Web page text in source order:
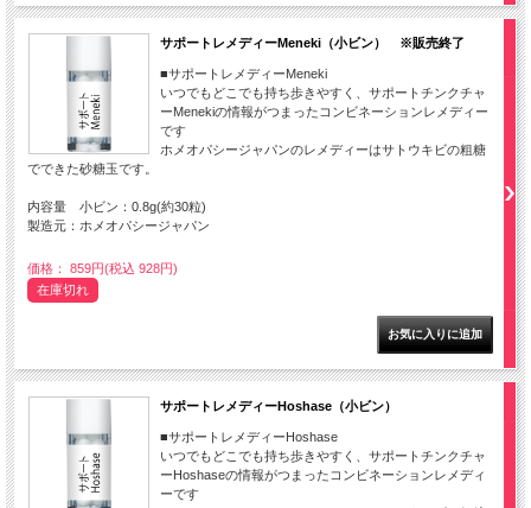
サポートレメディーMeneki（小ビン） ※販売終了
■サポートレメディーMeneki
いつでもどこでも持ち歩きやすく、サポートチンクチャ
ーMenekiの情報がつまったコンビネーションレメディー
です
ホメオパシージャパンのレメディーはサトウキビの粗糖
でできた砂糖玉です。
内容量 小ビン：0.8g(約30粒)
製造元：ホメオパシージャパン
価格： 859円(税込 928円)
在庫切れ
サポートレメディーHoshase（小ビン）
■サポートレメディーHoshase
いつでもどこでも持ち歩きやすく、サポートチンクチャ
ーHoshaseの情報がつまったコンビネーションレメディ
ーです